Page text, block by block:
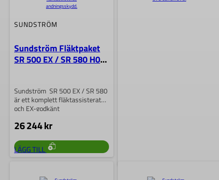
SUNDSTRÖM
Sundström Fläktpaket
SR 500 EX / SR 580 H06-
Sundström SR 500 EX / SR 580
är ett komplett fläktassisterat
och EX-godkänt
26 244kr
LÄGG TILL
SUNDSTRÖM